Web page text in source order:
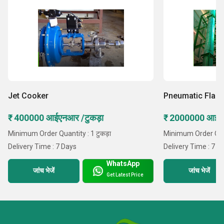
Jet Cooker
₹ 400000 आईएनआर /टुकड़ा
Minimum Order Quantity : 1 टुकड़ा
Delivery Time : 7 Days
जांच भेजें
WhatsApp
Get Latest Price
Pneumatic
₹ 2000000
Minimum Order
Delivery Time : 7
जांच भेजें